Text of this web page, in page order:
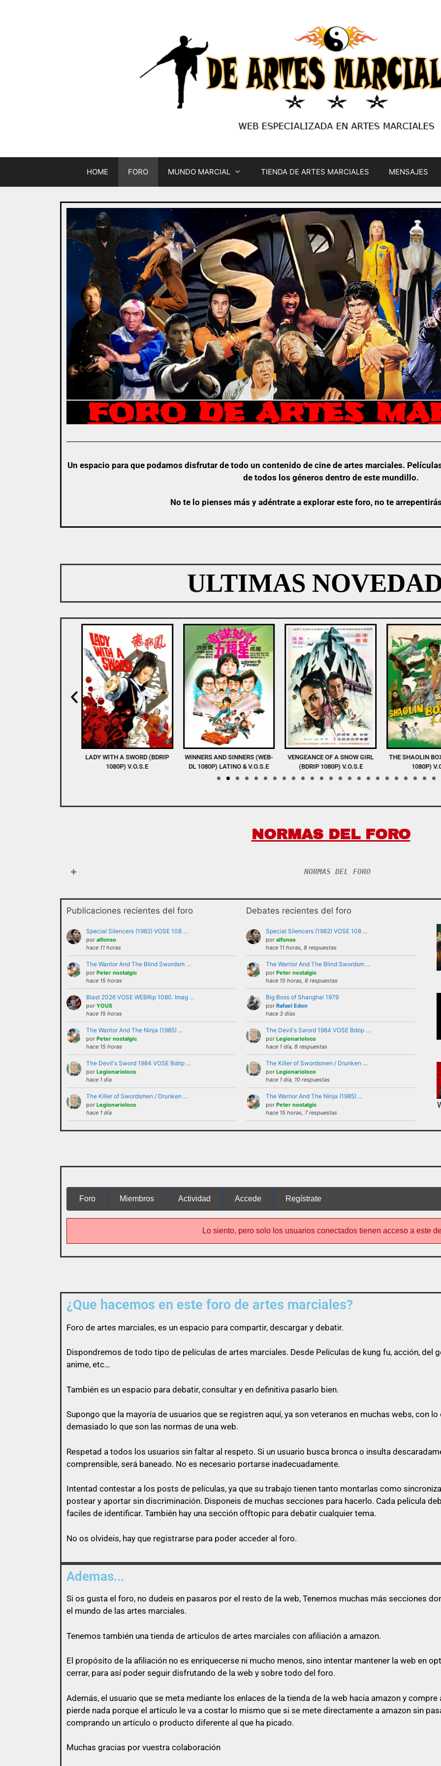
HOME FORO MUNDO MARCIAL TIENDA DE ARTES MARCIALES MENSAJES
FORO DE ARTES
Un espacio para que podamos disfrutar de todo un contenido de cine de artes marciales.
de todos los géneros dentro de este mundillo.
No te lo pienses más y adéntrate a explorar este foro, no te
ULTIMAS
LADY WITH A SWORD (BDRIP
1080P) V.O.S.E
WINNERS AND SINNERS (WEB-
DL 1080P) LATINO & V.O.S.E
VENGEANCE OF A SNOW GIRL
(BDRIP 1080P) V.O.S.E
THE SHAOLIN
1080P)
NORMAS DEL FORO
NORMAS DEL FORO
No se debe insultar a ningún usuario bajo ninguna circunstancia. Se puede criticar, discutir
recurrir al insulto.
No se debe hacer apología de la violencia, ni de forma verbal ni mostrando insignias,
como tales.
No trasladar a los foros discusiones a nivel personal con otros usuarios.Estas deben ser
partícipes al resto de personas del foro.
No revelar ni hacer público en el foro la identidad o datos personales de ningún
ejemplo direcciones de email, ip’s externas, etc
No enviar a los foros mensajes repetitivos
En el Lenguaje web, escribir con letras mayusculas equivale a gritar, si no es esa su
Cualquier usuario que altere el buen funcionamiento del foro mediante reiteradas quejas,
administración o las normas de uso del foro será expulsado del mismo.
funcionamiento de este foro
con lo que vas a responder.
El usuario que suba una peli, puede perfectamente no poner el enlace ni a la vista, ni en spoiler
momento que otro usuario comente en su post con un comentario decente y relacionado con
No vale un simple «Gracias», no vale «pásame el enlace», ni nada parecido a mensajes
Así que un usuario que esconda su enlace, será libre de pasárselo a quien quiera sin ninguna
Publicaciones recientes del foro
Special Silencers (1982) VOSE 108 …
por alfonso
hace 11 horas
The Warrior And The Blind Swordsm …
por Peter nostalgic
hace 15 horas
Blast 2026 VOSE WEBRip 1080. Imag …
por YOUS
hace 15 horas
The Warrior And The Ninja (1985) …
por Peter nostalgic
hace 15 horas
The Devil's Sword 1984 VOSE Bdrip …
por Legionarioloco
hace 1 día
The Killer of Swordsmen / Drunken …
por Legionarioloco
hace 1 día
Debates recientes del foro
Special Silencers (1982) VOSE 108 …
por alfonso
hace 11 horas, 8 respuestas
The Warrior And The Blind Swordsm …
por Peter nostalgic
hace 15 horas, 6 respuestas
Big Boss of Shanghai 1979
por Rafael Edon
hace 3 días
The Devil's Sword 1984 VOSE Bdrip …
por Legionarioloco
hace 1 día, 8 respuestas
The Killer of Swordsmen / Drunken …
por Legionarioloco
hace 1 día, 10 respuestas
The Warrior And The Ninja (1985) …
por Peter nostalgic
hace 15 horas, 7 respuestas
Foro Miembros Actividad Accede Regístrate
Lo siento, pero solo los usuarios conectados tienen acceso a este
¿Que hacemos en este foro de artes marciales?
Foro de artes marciales, es un espacio para compartir, descargar y debatir.
Dispondremos de todo tipo de películas de artes marciales. Desde Películas de kung fu, acción, del
anime, etc…
También es un espacio para debatir, consultar y en definitiva pasarlo bien.
Supongo que la mayoría de usuarios que se registren aquí, ya son veteranos en muchas webs, con
demasiado lo que son las normas de una web.
Respetad a todos los usuarios sin faltar al respeto. Si un usuario busca bronca o insulta
comprensible, será baneado. No es necesario portarse inadecuadamente.
Intentad contestar a los posts de películas, ya que su trabajo tienen tanto montarlas como
postear y aportar sin discriminación. Disponeis de muchas secciones para hacerlo. Cada pelicula
faciles de identificar. También hay una sección offtopic para debatir cualquier tema.
No os olvideis, hay que registrarse para poder acceder al foro.
Ademas...
Si os gusta el foro, no dudeis en pasaros por el resto de la web, Tenemos muchas más secciones
el mundo de las artes marciales.
Tenemos también una tienda de articulos de artes marciales con afiliación a amazon.
El propósito de la afiliación no es enriquecerse ni mucho menos, sino intentar mantener la web en
cerrar, para así poder seguir disfrutando de la web y sobre todo del foro.
Además, el usuario que se meta mediante los enlaces de la tienda de la web hacia amazon y compre
pierde nada porque el artículo le va a costar lo mismo que si se mete directamente a amazon sin
comprando un artículo o producto diferente al que ha picado.
Muchas gracias por vuestra colaboración